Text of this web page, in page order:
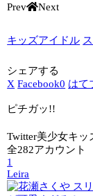
Prev Next
キッズアイドル
シェアする
X Facebook0 はて
ピチガッ!!
Twitter美少女キッ
全282アカウント
1
Leira